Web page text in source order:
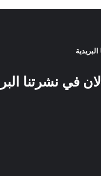
في نشرتنا